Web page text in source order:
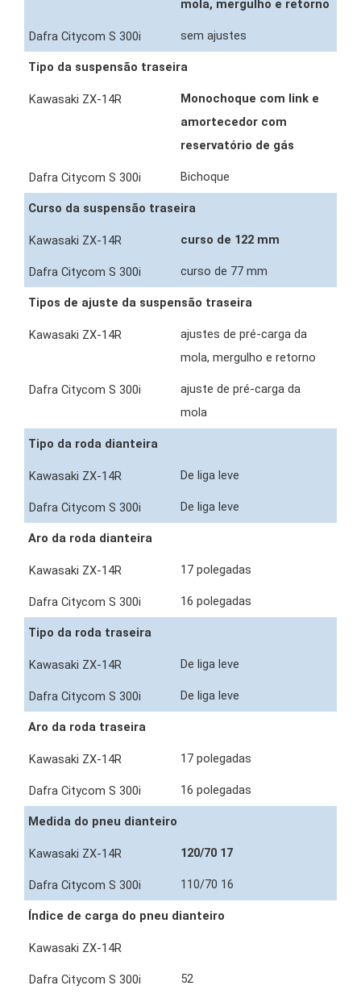
mola, mergulho e retorno
sem ajustes
Tipo da suspensão traseira
Monochoque com link e
amortecedor com
reservatório de gás
Bichoque
Curso da suspensão traseira
curso de 122 mm
curso de 77 mm
Tipos de ajuste da suspensão traseira
ajustes de pré-carga da
mola, mergulho e retorno
ajuste de pré-carga da
mola
Tipo da roda dianteira
De liga leve
De liga leve
Aro da roda dianteira
17 polegadas
16 polegadas
Tipo da roda traseira
De liga leve
De liga leve
Aro da roda traseira
17 polegadas
16 polegadas
Medida do pneu dianteiro
120/70 17
110/70 16
Índice de carga do pneu dianteiro
52